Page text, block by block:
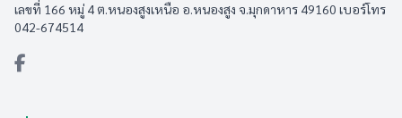
เลขที่ 166 หมู่ 4 ต.หนองสูงเหนือ อ.หนองสูง จ.มุกดาหาร 49160 เบอร์โทร
042-674514